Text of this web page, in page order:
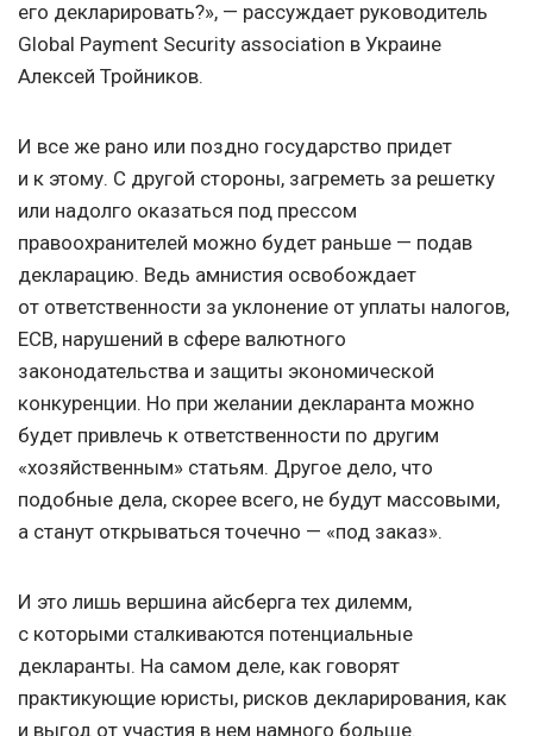
его декларировать?», — рассуждает руководитель
Global Payment Security association в Украине
Алексей Тройников.
И все же рано или поздно государство придет
и к этому. С другой стороны, загреметь за решетку
или надолго оказаться под прессом
правоохранителей можно будет раньше — подав
декларацию. Ведь амнистия освобождает
от ответственности за уклонение от уплаты налогов,
ЕСВ, нарушений в сфере валютного
законодательства и защиты экономической
конкуренции. Но при желании декларанта можно
будет привлечь к ответственности по другим
«хозяйственным» статьям. Другое дело, что
подобные дела, скорее всего, не будут массовыми,
а станут открываться точечно — «под заказ».
И это лишь вершина айсберга тех дилемм,
с которыми сталкиваются потенциальные
декларанты. На самом деле, как говорят
практикующие юристы, рисков декларирования, как
и выгод от участия в нем намного больше.